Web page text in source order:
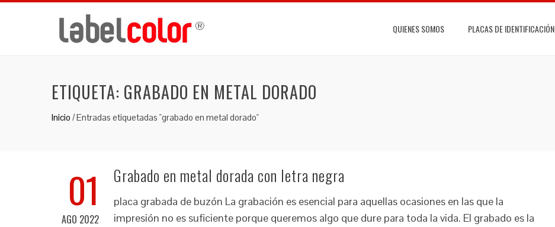
QUIENES SOMOS PLACAS DE IDENTIFICACIÓN
ETIQUETA: GRABADO EN METAL DORADO
Inicio /Entradas etiquetadas "grabado en metal dorado"
01
AGO 2022
Grabado en metal dorada con letra negra
placa grabada de buzón La grabación es esencial para aquellas ocasiones en las que la
impresión no es suficiente porque queremos algo que dure para toda la vida. El grabado es la